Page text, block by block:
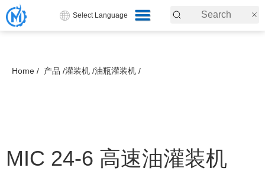
Select Language
Home / 产品 /灌装机 /油瓶灌装机 /
MIC 24-6 高速油灌装机